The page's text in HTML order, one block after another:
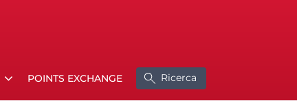
POINTS EXCHANGE Ricerca